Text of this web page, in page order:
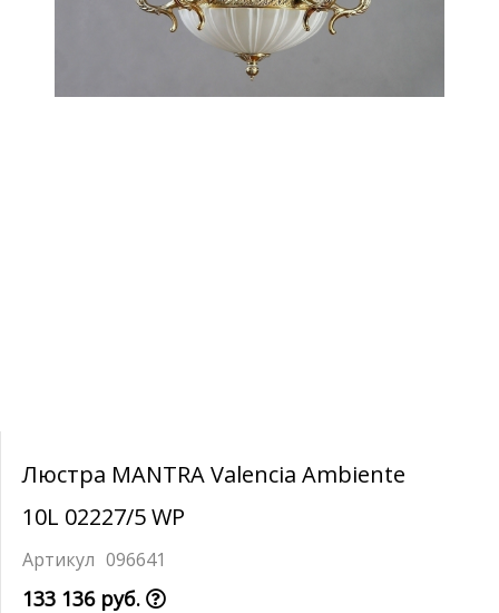
Люстра MANTRA Valencia Ambiente
10L 02227/5 WP
096641
133 136 руб.